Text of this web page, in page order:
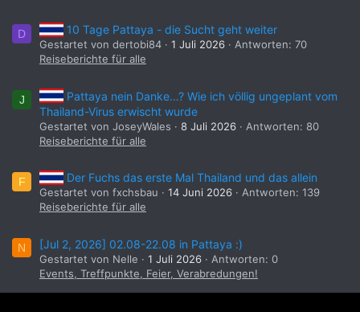
Afrika ist natürlich hier im Forum nicht ganz so
stark vertreten. Ich hoffe dennoch, dass es
auf genügend Interesse stößt. Und wer weiß,
vielleicht für den ein oder anderen eine
willkommene Alternative. Deshalb versuche
ich so viel wie möglich zu beschreiben und
oder Kommentare habt, immer her damit!
Anhang anzeigen 1715280
D 10 Tage Pattaya - die Sucht geht weiter
Gestartet von dertobi84 1 Juli 2026
Antworten: 70
Reiseberichte für alle
J
Pattaya nein Danke…? Wie ich völlig ungeplant vom
Thailand-Virus erwischt wurde
Gestartet von JoseyWales 8 Juli 2026
Antworten: 80
Reiseberichte für alle
F Der Fuchs das erste Mal Thailand und das allein
Gestartet von fxchsbau 14 Juni 2026
Antworten: 139
Reiseberichte für alle
N [Jul 2, 2026] 02.08-22.08 in Pattaya :)
Gestartet von Nelle 1 Juli 2026
Antworten: 0
Events, Treffpunkte, Feier, Verabredungen!